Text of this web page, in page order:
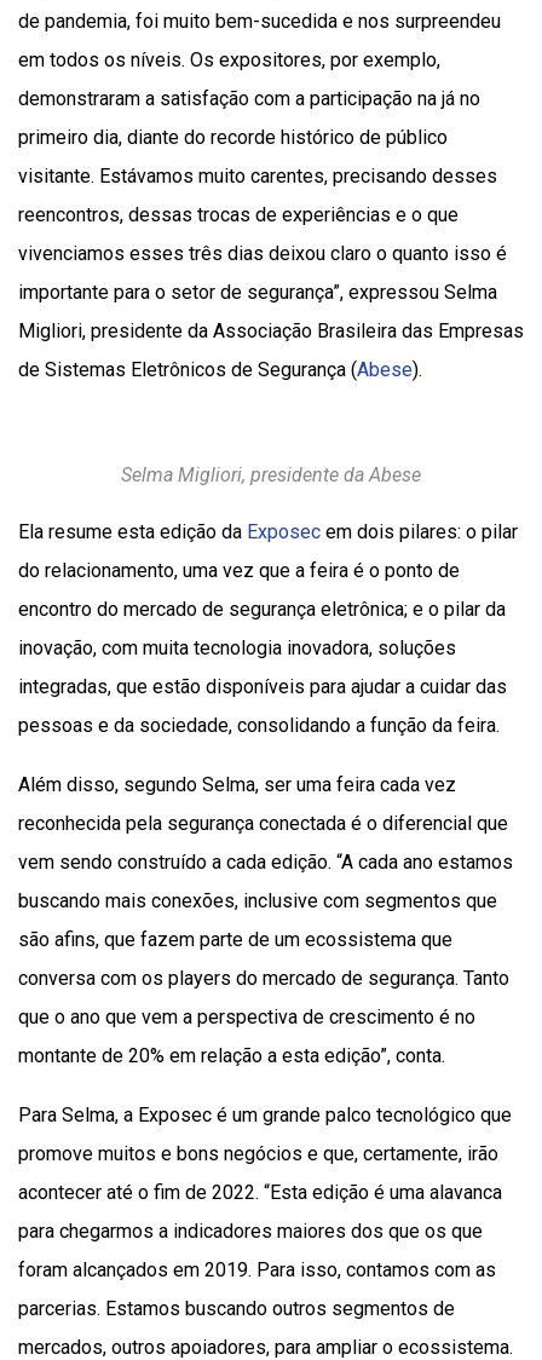
de pandemia, foi muito bem-sucedida e nos surpreendeu
em todos os níveis. Os expositores, por exemplo,
demonstraram a satisfação com a participação na já no
primeiro dia, diante do recorde histórico de público
visitante. Estávamos muito carentes, precisando desses
reencontros, dessas trocas de experiências e o que
vivenciamos esses três dias deixou claro o quanto isso é
importante para o setor de segurança”, expressou Selma
Migliori, presidente da Associação Brasileira das Empresas
de Sistemas Eletrônicos de Segurança (Abese).
Selma Migliori, presidente da Abese
Ela resume esta edição da Exposec em dois pilares: o pilar
do relacionamento, uma vez que a feira é o ponto de
encontro do mercado de segurança eletrônica; e o pilar da
inovação, com muita tecnologia inovadora, soluções
integradas, que estão disponíveis para ajudar a cuidar das
pessoas e da sociedade, consolidando a função da feira.
Além disso, segundo Selma, ser uma feira cada vez
reconhecida pela segurança conectada é o diferencial que
vem sendo construído a cada edição. “A cada ano estamos
buscando mais conexões, inclusive com segmentos que
são afins, que fazem parte de um ecossistema que
conversa com os players do mercado de segurança. Tanto
que o ano que vem a perspectiva de crescimento é no
montante de 20% em relação a esta edição”, conta.
Para Selma, a Exposec é um grande palco tecnológico que
promove muitos e bons negócios e que, certamente, irão
acontecer até o fim de 2022. “Esta edição é uma alavanca
para chegarmos a indicadores maiores dos que os que
foram alcançados em 2019. Para isso, contamos com as
parcerias. Estamos buscando outros segmentos de
mercados, outros apoiadores, para ampliar o ecossistema.